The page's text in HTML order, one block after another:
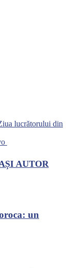
lucrătorului din
AUTOR
un